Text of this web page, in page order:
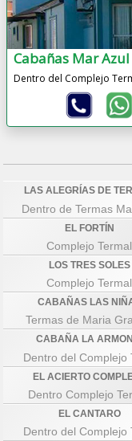
Cabañas Mar Azul
Dentro del Complejo
LAS ALEGRÍAS DE
Dentro de Termas
EL FORTÍN
Complejo Termal
LOS TRES SOLES
Complejo Termal
CABAÑAS LAS
Termas de Maria
CABAÑA LA
Dentro del Complejo
EL ACIERTO
Dentro Complejo
EL CANTARO
Dentro del Complejo